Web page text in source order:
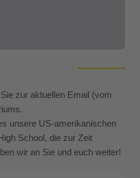
zur aktuellen Email (vom
unsere US-amerikanischen
School, die zur Zeit
wir an Sie und euch weiter!